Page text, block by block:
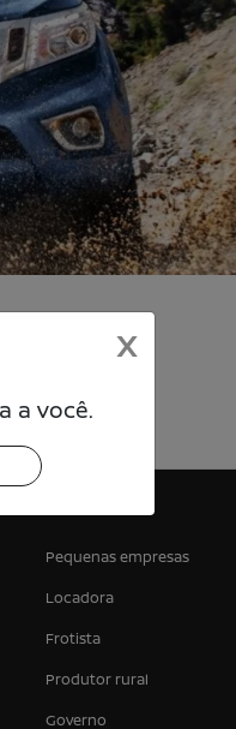
essa loja.
Pequenas empresas
Locadora
Frotista
Produtor rural
Governo
X
a você.